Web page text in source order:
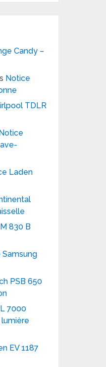
Candy –
Notice
TDLR
Laden
830 B
Samsung
PSB 650
7000
EV 1187